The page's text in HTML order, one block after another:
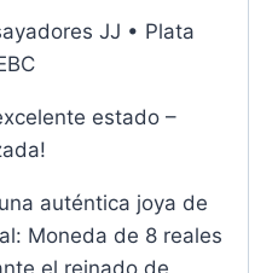
JJ • Plata
estado –
auténtica joya de
Moneda de 8 reales